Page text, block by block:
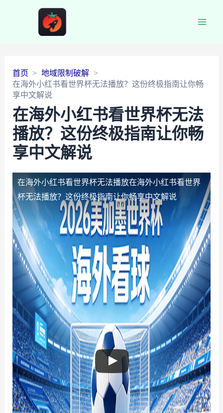
首页
地域限制破解
在海外小红书看世界杯无法播放？这份终极指南让你畅
享中文解说
在海外小红书看世界杯无法
播放？这份终极指南让你畅
享中文解说
在海外小红书看世界杯无法播放在海外小红书看世界
杯无法播放？这份终极指南让你畅享中文解说